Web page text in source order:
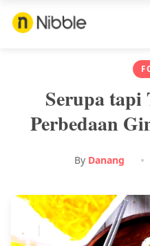
Serupa tapi
Perbedaan
By Danang